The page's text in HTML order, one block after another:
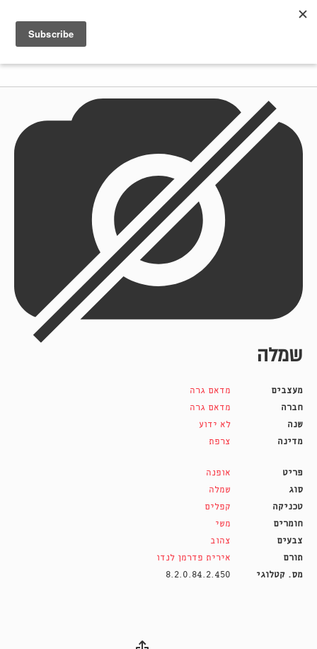
שמלה
מעצבים
מדאם גרה
חברה
מדאם גרה
שנה
לא ידוע
מדינה
צרפת
פריט
אופנה
סוג
שמלה
טכניקה
קפלים
חומרים
משי
צבעים
צהוב
תורם
אירית פדרמן לנדו
מס. קטלוגי
8.2.0.84.2.450